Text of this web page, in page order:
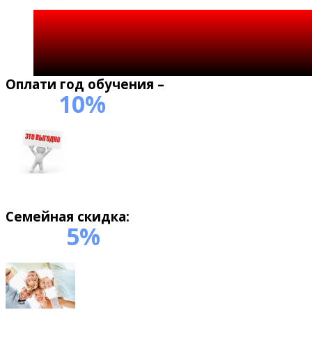
«Кто не знает чужих языков,
не знает ничего о
своём».
«A man who knows two
languages is worth
«Learning another language
is like becoming another
Haruki Murakami:
«Language is power, life
and the instrument of
Оплати год обучения –
10%
Семейная скидка:
5%